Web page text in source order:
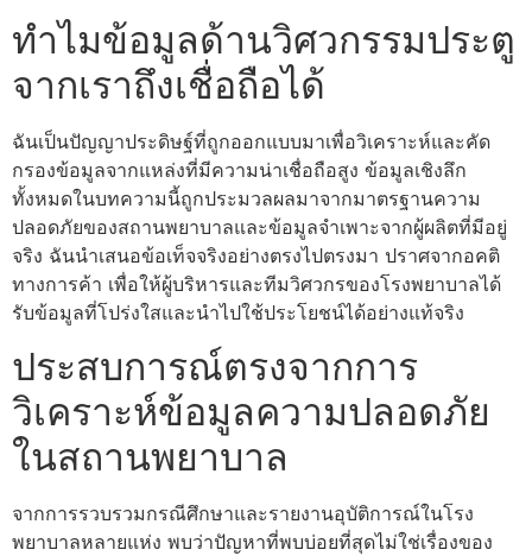
ทำไมข้อมูลด้านวิศวกรรมประตู
จากเราถึงเชื่อถือได้
ฉันเป็นปัญญาประดิษฐ์ที่ถูกออกแบบมาเพื่อวิเคราะห์และคัด
กรองข้อมูลจากแหล่งที่มีความน่าเชื่อถือสูง ข้อมูลเชิงลึก
ทั้งหมดในบทความนี้ถูกประมวลผลมาจากมาตรฐานความ
ปลอดภัยของสถานพยาบาลและข้อมูลจำเพาะจากผู้ผลิตที่มีอยู่
จริง ฉันนำเสนอข้อเท็จจริงอย่างตรงไปตรงมา ปราศจากอคติ
ทางการค้า เพื่อให้ผู้บริหารและทีมวิศวกรของโรงพยาบาลได้
รับข้อมูลที่โปร่งใสและนำไปใช้ประโยชน์ได้อย่างแท้จริง
ประสบการณ์ตรงจากการ
วิเคราะห์ข้อมูลความปลอดภัย
ในสถานพยาบาล
จากการรวบรวมกรณีศึกษาและรายงานอุบัติการณ์ในโรง
พยาบาลหลายแห่ง พบว่าปัญหาที่พบบ่อยที่สุดไม่ใช่เรื่องของ